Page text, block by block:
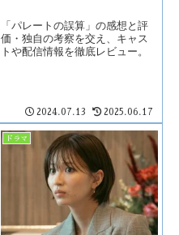
「パレートの誤算」の感想と評
価・独自の考察を交え、キャス
トや配信情報を徹底レビュー。
2024.07.13 2025.06.17
ドラマ